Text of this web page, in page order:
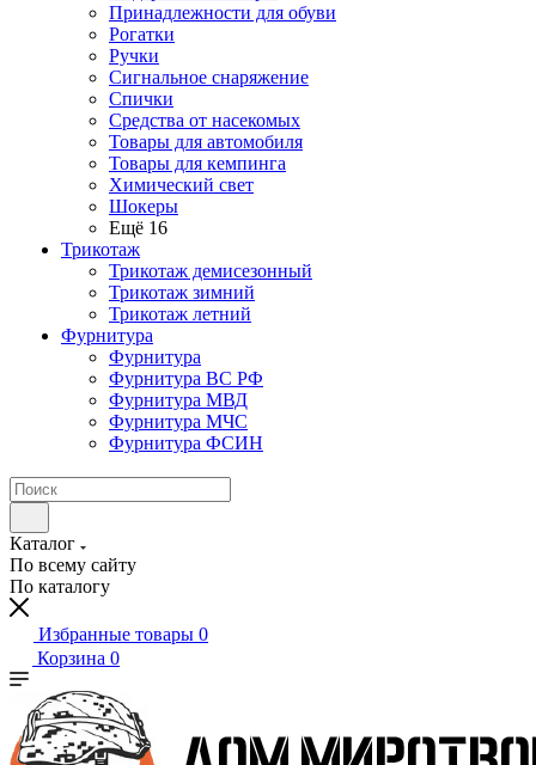
Принадлежности для обуви
Рогатки
Ручки
Сигнальное снаряжение
Спички
Средства от насекомых
Товары для автомобиля
Товары для кемпинга
Химический свет
Шокеры
Ещё 16
Трикотаж
Трикотаж демисезонный
Трикотаж зимний
Трикотаж летний
Фурнитура
Фурнитура
Фурнитура ВС РФ
Фурнитура МВД
Фурнитура МЧС
Фурнитура ФСИН
Каталог
По всему сайту
По каталогу
Избранные товары 0
Корзина 0